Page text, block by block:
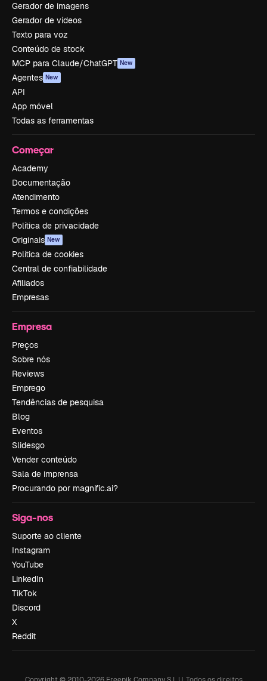
Gerador de imagens
Gerador de vídeos
Texto para voz
Conteúdo de stock
MCP para Claude/ChatGPT New
Agentes New
API
App móvel
Todas as ferramentas
Começar
Academy
Documentação
Atendimento
Termos e condições
Política de privacidade
Originais New
Política de cookies
Central de confiabilidade
Afiliados
Empresas
Empresa
Preços
Sobre nós
Reviews
Emprego
Tendências de pesquisa
Blog
Eventos
Slidesgo
Vender conteúdo
Sala de imprensa
Procurando por magnific.ai?
Siga-nos
Suporte ao cliente
Instagram
YouTube
LinkedIn
TikTok
Discord
X
Reddit